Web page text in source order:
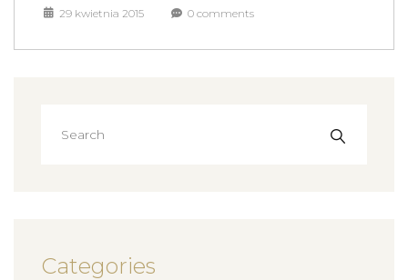
29 kwietnia 2015 0 comments
Categories